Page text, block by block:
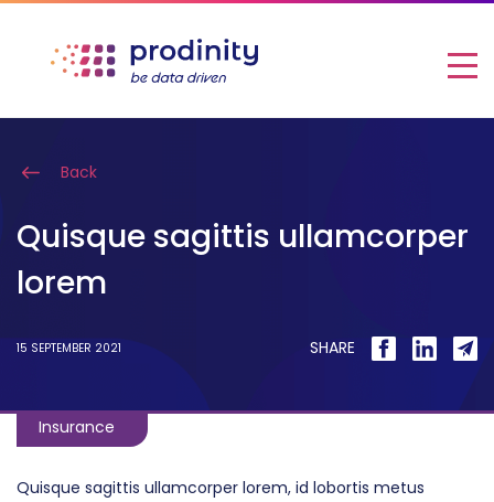
Back
Quisque sagittis ullamcorper
lorem
15 SEPTEMBER 2021 SHARE
Insurance
Quisque sagittis ullamcorper lorem, id lobortis metus